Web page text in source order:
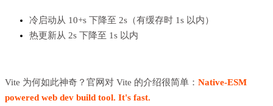
冷启动从 10+s 下降至 2s（有缓存时 1s 以内）
热更新从 2s 下降至 1s 以内
Vite 为何如此神奇？官网对 Vite 的介绍很简单： Native-ESM
powered web dev build tool. It's fast.